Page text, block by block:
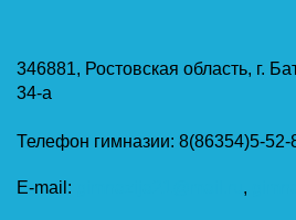
346881, Ростовская область, г.
34-а
Телефон гимназии: 8(86354)5-52-
E-mail: ,